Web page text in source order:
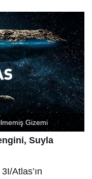
Gizemi
Suyla
Atlas’ın